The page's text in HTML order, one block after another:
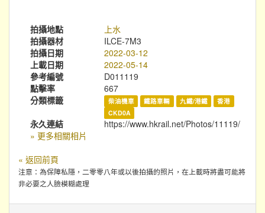
拍攝地點
上水
拍攝器材
ILCE-7M3
拍攝日期
2022-03-12
上載日期
2022-05-14
參考編號
D011119
點擊率
667
分類標籤
柴油機車 鐵路車輛 九鐵/港鐵
香港
CKD0A
永久連結
https://www.hkrail.net/Photos/11119/
» 更多相關相片
« 返回前頁
注意：為保障私隱，二零零八年或以後拍攝的照片，在上載時將盡可能將
非必要之人臉模糊處理